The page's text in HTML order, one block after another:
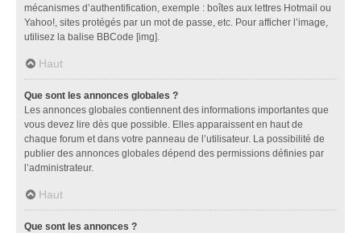
mécanismes d’authentification, exemple : boîtes aux lettres Hotmail ou
Yahoo!, sites protégés par un mot de passe, etc. Pour afficher l’image,
utilisez la balise BBCode [img].
Haut
Que sont les annonces globales ?
Les annonces globales contiennent des informations importantes que
vous devez lire dès que possible. Elles apparaissent en haut de
chaque forum et dans votre panneau de l’utilisateur. La possibilité de
publier des annonces globales dépend des permissions définies par
l’administrateur.
Haut
Que sont les annonces ?